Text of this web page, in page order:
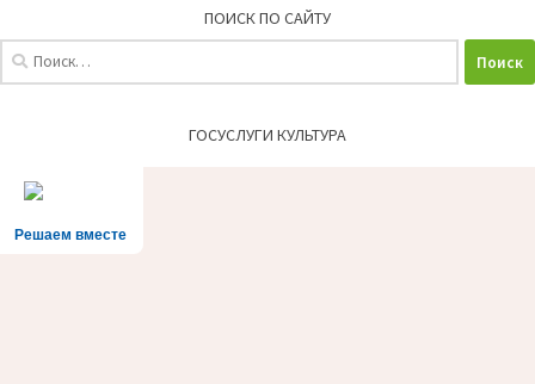
ПОИСК ПО САЙТУ
ГОСУСЛУГИ КУЛЬТУРА
Решаем вместе